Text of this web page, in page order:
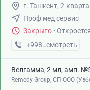
г. Ташкент, 2-
Проф мед сервис
Закрыто ·
+998 (71) XXX-XX-XX
смотреть
Велгамма, 2 мл, амп.
Remedy Group, СП ООО